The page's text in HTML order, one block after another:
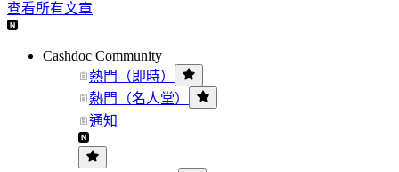
查看所有文章
Cashdoc Community
熱門（即時）
熱門（名人堂）
通知